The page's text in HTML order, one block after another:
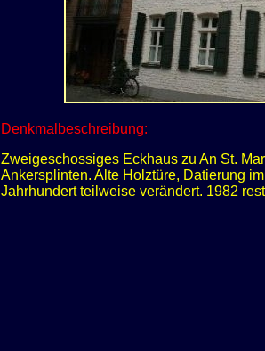
Denkmalbeschreibung:
Zweigeschossiges Eckhaus zu An St.
Ankersplinten. Alte Holztüre, Datierung
Jahrhundert teilweise verändert. 1982